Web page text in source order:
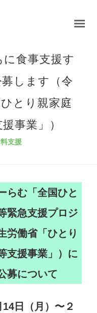
食事支援す
します（令
とり親家庭
事業」）
支援
らむ「全国ひと
緊急支援プロジ
労働省「ひとり
支援事業」）に
募について
日（月）〜２